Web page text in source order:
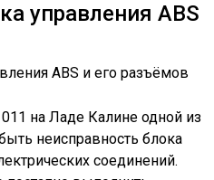
управления ABS
на Ладе Калине одной из
неисправность блока
соединений.